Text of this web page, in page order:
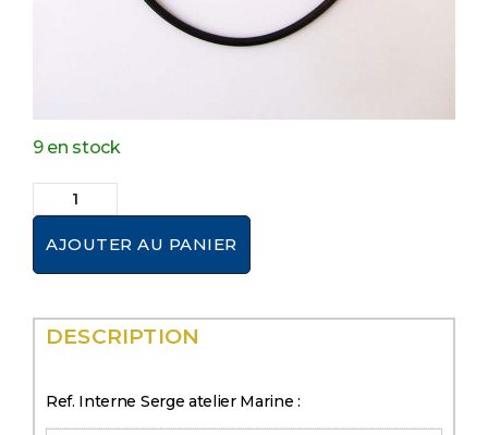
9 en stock
AJOUTER AU PANIER
DESCRIPTION
Ref. Interne Serge atelier Marine :